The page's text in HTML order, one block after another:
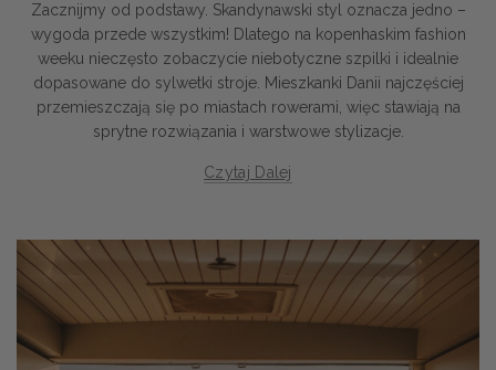
Zacznijmy od podstawy. Skandynawski styl oznacza jedno –
wygoda przede wszystkim! Dlatego na kopenhaskim fashion
weeku nieczęsto zobaczycie niebotyczne szpilki i idealnie
dopasowane do sylwetki stroje. Mieszkanki Danii najczęściej
przemieszczają się po miastach rowerami, więc stawiają na
sprytne rozwiązania i warstwowe stylizacje.
Czytaj Dalej